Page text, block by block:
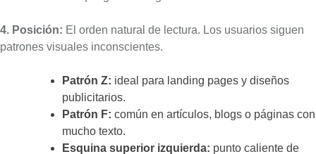
4. Posición: El orden natural de lectura. Los usuarios siguen
patrones visuales inconscientes.
Patrón Z: ideal para landing pages y diseños
publicitarios.
Patrón F: común en artículos, blogs o páginas con
mucho texto.
Esquina superior izquierda: punto caliente de